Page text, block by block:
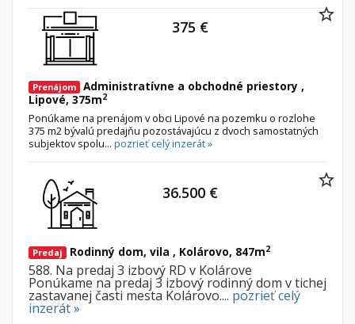
Prenájom Administratívne a obchodné priestory ,
Lipové, 375m2
Ponúkame na prenájom v obci Lipové na pozemku o rozlohe
375 m2 bývalú predajňu pozostávajúcu z dvoch samostatných
subjektov spolu... pozrieť celý inzerát »
375 €
Predaj Rodinný dom, vila , Kolárovo, 847m2
588. Na predaj 3 izbový RD v Kolárove
Ponúkame na predaj 3 izbový rodinný dom v tichej
zastavanej časti mesta Kolárovo.... pozrieť celý
inzerát »
36.500 €